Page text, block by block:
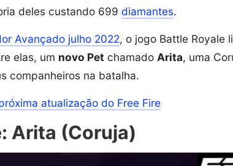
deles custando 699 diamantes.
Avançado julho 2022, o jogo Battle Royale
elas, um novo Pet chamado Arita, uma
companheiros na batalha.
atualização do Free Fire
Arita (Coruja)